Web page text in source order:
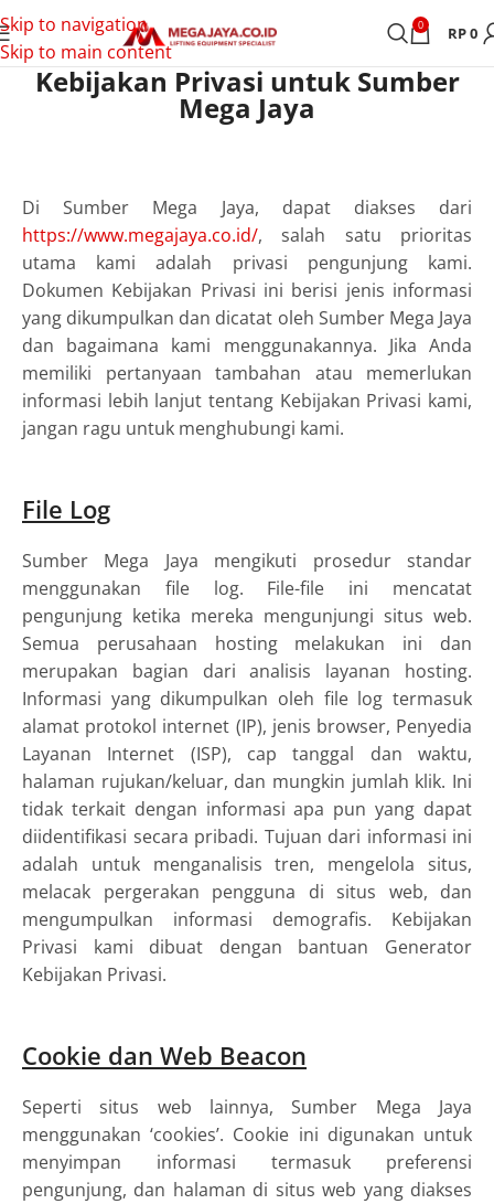
Skip to navigation
Skip to main content
0 RP0
Kebijakan Privasi untuk Sumber
Mega Jaya
Di Sumber Mega Jaya, dapat diakses dari
https://www.megajaya.co.id/, salah satu prioritas
utama kami adalah privasi pengunjung kami.
Dokumen Kebijakan Privasi ini berisi jenis informasi
yang dikumpulkan dan dicatat oleh Sumber Mega Jaya
dan bagaimana kami menggunakannya. Jika Anda
memiliki pertanyaan tambahan atau memerlukan
informasi lebih lanjut tentang Kebijakan Privasi kami,
jangan ragu untuk menghubungi kami.
File Log
Sumber Mega Jaya mengikuti prosedur standar
menggunakan file log. File-file ini mencatat
pengunjung ketika mereka mengunjungi situs web.
Semua perusahaan hosting melakukan ini dan
merupakan bagian dari analisis layanan hosting.
Informasi yang dikumpulkan oleh file log termasuk
alamat protokol internet (IP), jenis browser, Penyedia
Layanan Internet (ISP), cap tanggal dan waktu,
halaman rujukan/keluar, dan mungkin jumlah klik. Ini
tidak terkait dengan informasi apa pun yang dapat
diidentifikasi secara pribadi. Tujuan dari informasi ini
adalah untuk menganalisis tren, mengelola situs,
melacak pergerakan pengguna di situs web, dan
mengumpulkan informasi demografis. Kebijakan
Privasi kami dibuat dengan bantuan Generator
Kebijakan Privasi.
Cookie dan Web Beacon
Seperti situs web lainnya, Sumber Mega Jaya
menggunakan ‘cookies’. Cookie ini digunakan untuk
menyimpan informasi termasuk preferensi
pengunjung, dan halaman di situs web yang diakses